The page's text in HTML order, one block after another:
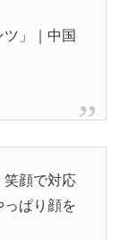
」｜中国
笑顔で対応
っぱり顔を